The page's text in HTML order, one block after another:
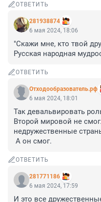
ОТВЕТИТЬ
281938874
6 мая 2024, 18:06
"Скажи мне, кто твой
Русская народная
ОТВЕТИТЬ
Отходообразователь.рф
6 мая 2024, 18:01
Так девальвировать
Второй мировой не
недружественные
А он смог.
ОТВЕТИТЬ
281771186
6 мая 2024, 17:59
И это все